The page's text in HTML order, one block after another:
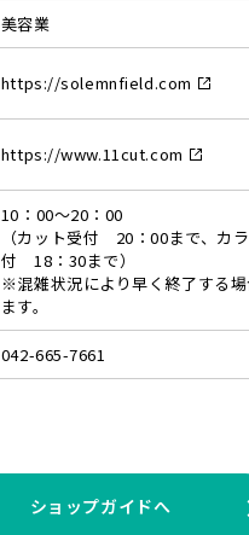
美容業
https://solemnfield.com
https://www.11cut.com
10：00～20：00
（カット受付 20：00まで、カ
付 18：30まで）
※混雑状況により早く終了する
ます。
042-665-7661
ショップガイドへ